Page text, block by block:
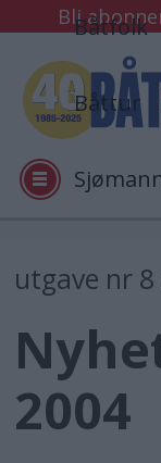
BliBåtfolk
Båttur
Arkiv
Video
utgave nr
2004